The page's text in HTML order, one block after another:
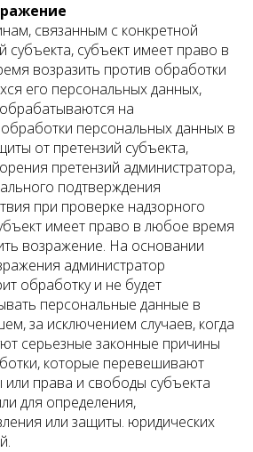
связанным с конкретной
субъекта, субъект имеет право в
возразить против обработки
его персональных данных,
на
персональных данных в
от претензий субъекта,
претензий администратора,
подтверждения
при проверке надзорного
имеет право в любое время
возражение. На основании
администратор
обработку и не будет
персональные данные в
за исключением случаев, когда
серьезные законные причины
которые перевешивают
или права и свободы субъекта
для определения,
или защиты. юридических